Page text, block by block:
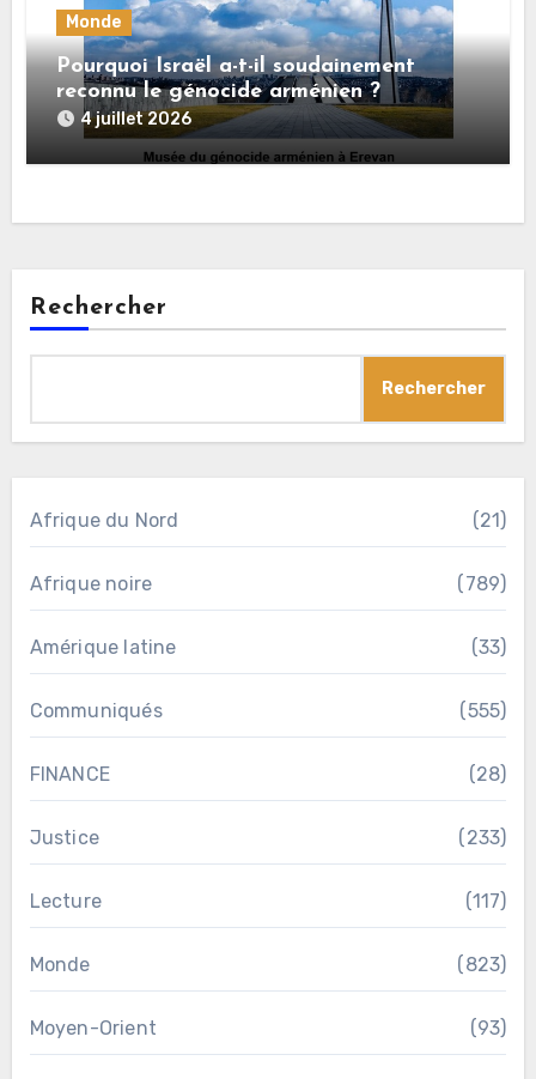
Monde
Pourquoi Israël a-t-il soudainement
reconnu le génocide arménien ?
4 juillet 2026
Rechercher
Rechercher
Afrique du Nord (21)
Afrique noire (789)
Amérique latine (33)
Communiqués (555)
FINANCE (28)
Justice (233)
Lecture (117)
Monde (823)
Moyen-Orient (93)